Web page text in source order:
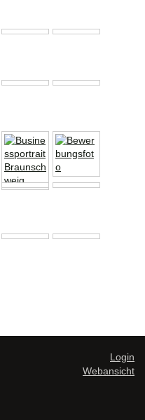
Login
Webansicht